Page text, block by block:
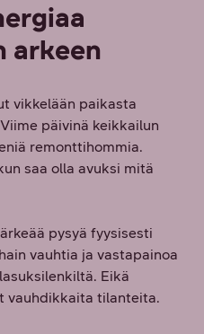
arkeen
vikkelään paikasta
päivinä keikkailun
remonttihommia.
saa olla avuksi mitä
pysyä fyysisesti
vauhtia ja vastapainoa
Eikä
vauhdikkaita tilanteita.